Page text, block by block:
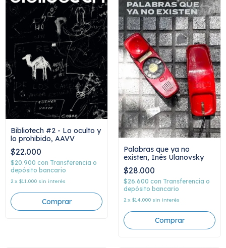
Bibliotech #2 - Lo oculto y
lo prohibido, AAVV
$22.000
$20.900 con Transferencia o
depósito bancario
2 x $11.000 sin interés
Palabras que ya no
existen, Inés Ulanovsky
$28.000
$26.600 con Transferencia o
depósito bancario
2 x $14.000 sin interés